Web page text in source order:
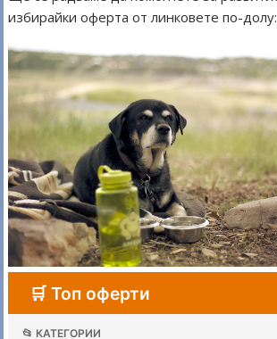
избирайки оферта от линковете по-долу: